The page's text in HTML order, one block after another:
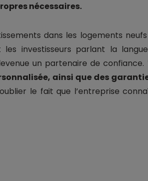
nécessaires.
dans les logements
investisseurs parlant la
un partenaire de confiance.
ainsi que des
le fait que l’entreprise